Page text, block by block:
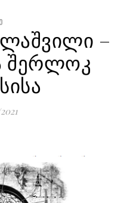
–
შერლოკ